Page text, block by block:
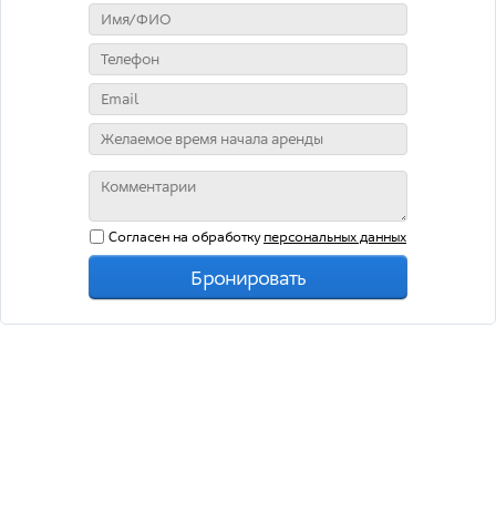
Согласен на обработкуперсональных данных